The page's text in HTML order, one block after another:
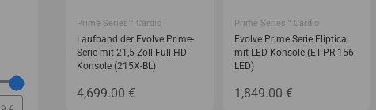
Prime Series™ Cardio
Laufband der Evolve Prime-
Serie mit 21,5-Zoll-Full-HD-
Konsole (215X-BL)
4,699.00 €
Prime Series™ Cardio
Evolve Prime Serie Eliptical
mit LED-Konsole (ET-PR-156-
LED)
1,849.00 €